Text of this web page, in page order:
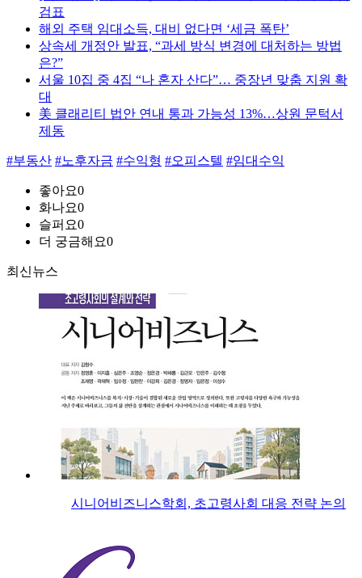
검표
해외 주택 임대소득, 대비 없다면 ‘세금 폭탄’
상속세 개정안 발표, “과세 방식 변경에 대처하는 방법
은?”
서울 10집 중 4집 “나 혼자 산다”… 중장년 맞춤 지원 확
대
美 클래리티 법안 연내 통과 가능성 13%…상원 문턱서
제동
#부동산 #노후자금 #수익형 #오피스텔 #임대수익
좋아요0
화나요0
슬퍼요0
더 궁금해요0
최신뉴스
시니어비즈니스학회, 초고령사회 대응 전략 논의